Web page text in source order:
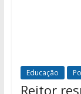
Educação
Reitor